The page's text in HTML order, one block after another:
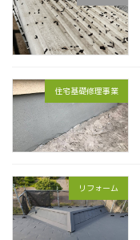
住宅基礎修理事業
リフォーム